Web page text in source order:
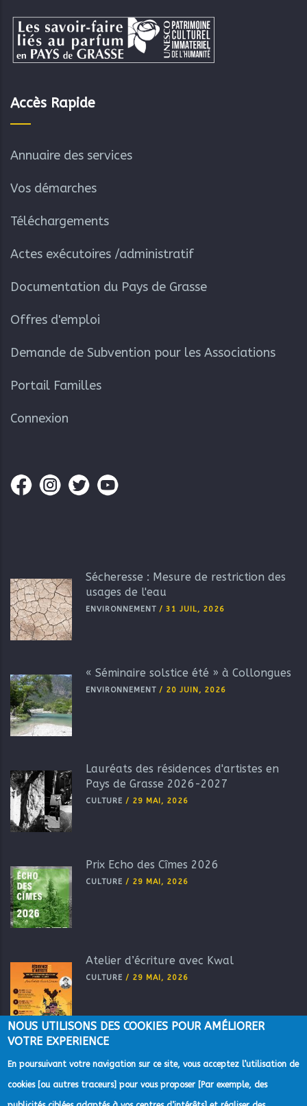
Accès Rapide
Annuaire des services
Vos démarches
Téléchargements
Actes exécutoires /administratif
Documentation du Pays de Grasse
Offres d'emploi
Demande de Subvention pour les Associations
Portail Familles
Connexion
Sécheresse : Mesure de restriction des
usages de l'eau
ENVIRONNEMENT / 31 JUIL, 2026
« Séminaire solstice été » à Collongues
ENVIRONNEMENT / 20 JUIN, 2026
Lauréats des résidences d'artistes en
Pays de Grasse 2026-2027
CULTURE / 29 MAI, 2026
Prix Echo des Cîmes 2026
CULTURE / 29 MAI, 2026
Atelier d’écriture avec Kwal
CULTURE / 29 MAI, 2026
NOUS UTILISONS DES COOKIES POUR AMÉLIORER
VOTRE EXPERIENCE
En poursuivant votre navigation sur ce site, vous acceptez l’utilisation de
cookies [ou autres traceurs] pour vous proposer [Par exemple, des